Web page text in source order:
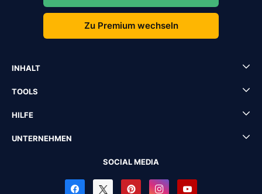
Zu Premium wechseln
INHALT
TOOLS
HILFE
UNTERNEHMEN
SOCIAL MEDIA